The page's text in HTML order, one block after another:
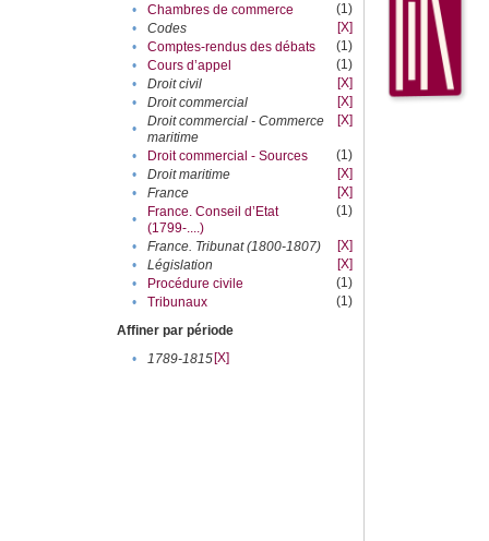
•
Chambres de commerce
(1)
•
Codes
[X]
•
Comptes-rendus des débats
(1)
•
Cours d’appel
(1)
•
Droit civil
[X]
•
Droit commercial
[X]
•
Droit commercial - Commerce
maritime
[X]
• Droit commercial - Sources
(1)
•
Droit maritime
[X]
•
France
[X]
•
France. Conseil d’Etat
(1799-....)
(1)
• France. Tribunat (1800-1807)
[X]
•
Législation
[X]
•
Procédure civile
(1)
•
Tribunaux
(1)
Affiner par période
•
1789-1815[X]